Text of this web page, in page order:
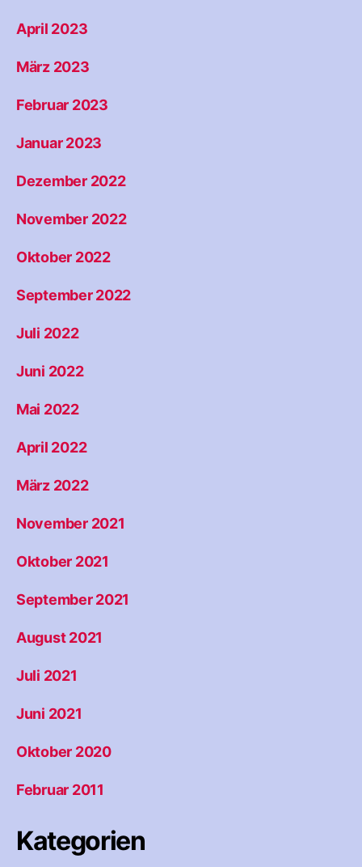
April 2023
März 2023
Februar 2023
Januar 2023
Dezember 2022
November 2022
Oktober 2022
September 2022
Juli 2022
Juni 2022
Mai 2022
April 2022
März 2022
November 2021
Oktober 2021
September 2021
August 2021
Juli 2021
Juni 2021
Oktober 2020
Februar 2011
Kategorien